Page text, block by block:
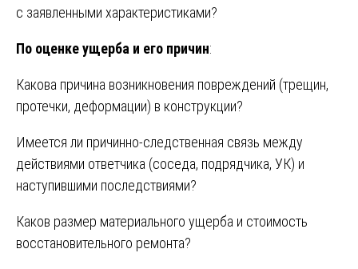
с заявленными характеристиками?
По оценке ущерба и его причин:
Какова причина возникновения повреждений (трещин,
протечки, деформации) в конструкции?
Имеется ли причинно-следственная связь между
действиями ответчика (соседа, подрядчика, УК) и
наступившими последствиями?
Каков размер материального ущерба и стоимость
восстановительного ремонта?